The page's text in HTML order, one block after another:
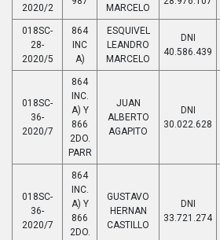
2020/2
MARCELO
018SC-
28-
2020/5
864
INC
A)
ESQUIVEL
LEANDRO
MARCELO
DNI
40.586.439
018SC-
36-
2020/7
864
INC.
A) Y
866
2DO.
PARR
JUAN
ALBERTO
AGAPITO
DNI
30.022.628
018SC-
36-
2020/7
864
INC.
A) Y
866
2DO.
GUSTAVO
HERNAN
CASTILLO
DNI
33.721.274